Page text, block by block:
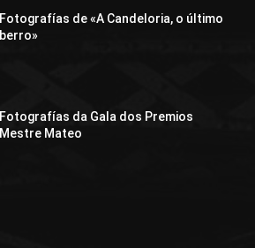
Fotografías de «A Candeloria, o último
berro»
Fotografías da Gala dos Premios
Mestre Mateo